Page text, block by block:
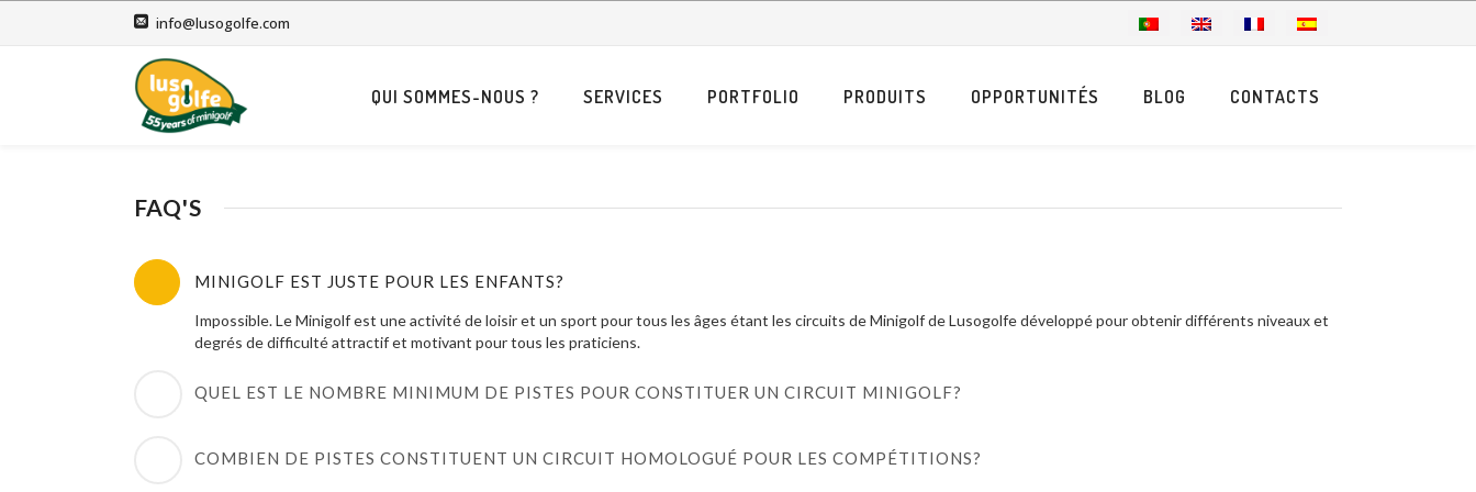
info@lusogolfe.com
QUI SOMMES-NOUS ? SERVICES PORTFOLIO PRODUITS OPPORTUNITÉS BLOG CONTACTS
FAQ'S
MINIGOLF EST JUSTE POUR LES ENFANTS?
Impossible. Le Minigolf est une activité de loisir et un sport pour tous les âges étant les circuits de Minigolf de Lusogolfe développé pour obtenir différents niveaux et
degrés de difficulté attractif et motivant pour tous les praticiens.
QUEL EST LE NOMBRE MINIMUM DE PISTES POUR CONSTITUER UN CIRCUIT MINIGOLF?
Cependant, nous considérons que de 6 pistes, vous pouvez obtenir un circuit intéressant avec des pistes de différents défis et degrés de difficulté.
COMBIEN DE PISTES CONSTITUENT UN CIRCUIT HOMOLOGUÉ POUR LES COMPÉTITIONS?